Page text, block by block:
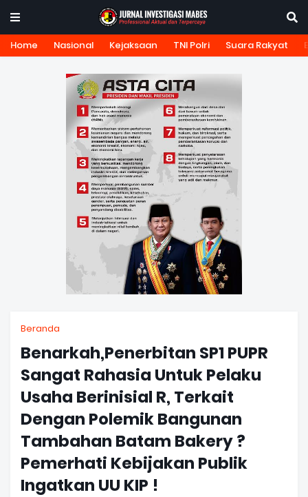
Home Nasional Kejaksaan TNI Polri Suara Rakyat
Beranda
Benarkah,Penerbitan SP1 PUPR
Sangat Rahasia Untuk Pelaku
Usaha Berinisial R, Terkait
Dengan Polemik Bangunan
Tambahan Batam Bakery ?
Pemerhati Kebijakan Publik
Ingatkan UU KIP !